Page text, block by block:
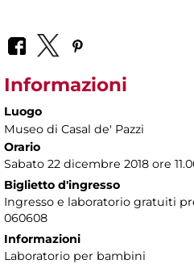
Informazioni
Luogo
Museo di Casal de' Pazzi
Orario
Sabato 22 dicembre 2018 ore
Biglietto d'ingresso
Ingresso e laboratorio gratuiti
060608
Informazioni
Laboratorio per bambini